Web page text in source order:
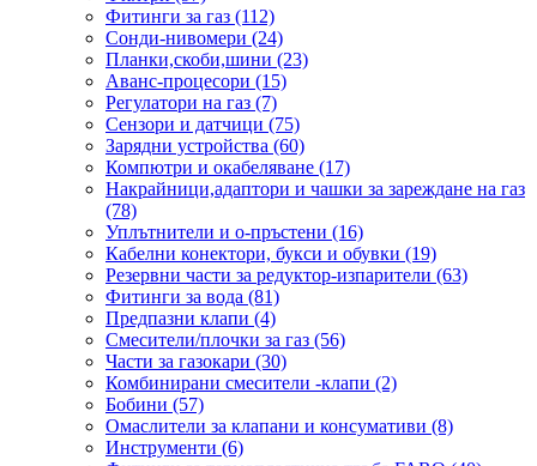
Фитинги за газ (112)
Сонди-нивомери (24)
Планки,скоби,шини (23)
Аванс-процесори (15)
Регулатори на газ (7)
Сензори и датчици (75)
Зарядни устройства (60)
Компютри и окабеляване (17)
Накрайници,адаптори и чашки за зареждане на газ
(78)
Уплътнители и о-пръстени (16)
Кабелни конектори, букси и обувки (19)
Резервни части за редуктор-изпарители (63)
Фитинги за вода (81)
Предпазни клапи (4)
Смесители/плочки за газ (56)
Части за газокари (30)
Комбинирани смесители -клапи (2)
Бобини (57)
Омаслители за клапани и консумативи (8)
Инструменти (6)